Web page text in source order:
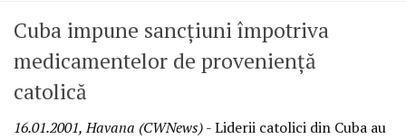
Cuba impune sancţiuni împotriva
medicamentelor de provenienţă
catolică
16.01.2001, Havana (CWNews)- Liderii catolici din Cuba au